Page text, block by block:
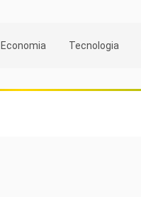
Economia Tecnologia